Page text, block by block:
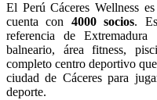
El Perú Cáceres Wellness
cuenta con 4000 socios.
referencia de Extremadura
balneario, área fitness,
completo centro deportivo
ciudad de Cáceres para
deporte.